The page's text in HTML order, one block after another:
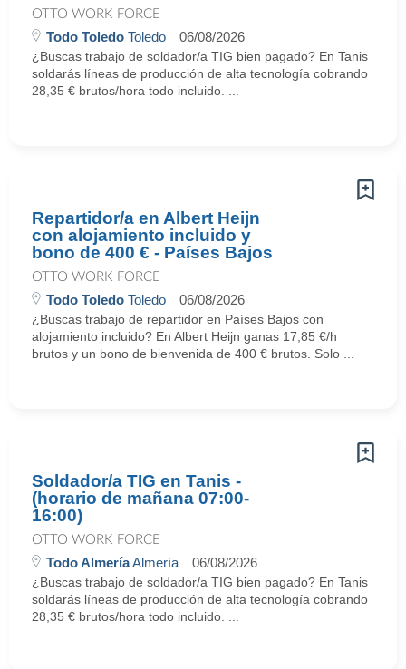
OTTO WORK FORCE
Todo Toledo Toledo 06/08/2026
¿Buscas trabajo de soldador/a TIG bien pagado? En Tanis
soldarás líneas de producción de alta tecnología cobrando
28,35 € brutos/hora todo incluido. ...
Repartidor/a en Albert Heijn
con alojamiento incluido y
bono de 400 € - Países Bajos
OTTO WORK FORCE
Todo Toledo Toledo 06/08/2026
¿Buscas trabajo de repartidor en Países Bajos con
alojamiento incluido? En Albert Heijn ganas 17,85 €/h
brutos y un bono de bienvenida de 400 € brutos. Solo ...
Soldador/a TIG en Tanis -
(horario de mañana 07:00-
16:00)
OTTO WORK FORCE
Todo AlmeríaAlmería 06/08/2026
¿Buscas trabajo de soldador/a TIG bien pagado? En Tanis
soldarás líneas de producción de alta tecnología cobrando
28,35 € brutos/hora todo incluido. ...